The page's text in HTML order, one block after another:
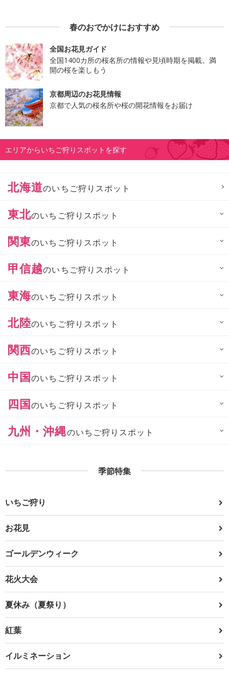
春のおでかけにおすすめ
全国お花見ガイド
全国1400カ所の桜名所の情報や見頃時期を掲載。満
開の桜を楽しもう
京都周辺のお花見情報
京都で人気の桜名所や桜の開花情報をお届け
エリアからいちご狩りスポットを探す
北海道のいちご狩りスポット
東北のいちご狩りスポット
関東のいちご狩りスポット
甲信越のいちご狩りスポット
東海のいちご狩りスポット
北陸のいちご狩りスポット
関西のいちご狩りスポット
中国のいちご狩りスポット
四国のいちご狩りスポット
九州・沖縄のいちご狩りスポット
季節特集
いちご狩り
お花見
ゴールデンウィーク
花火大会
夏休み（夏祭り）
紅葉
イルミネーション